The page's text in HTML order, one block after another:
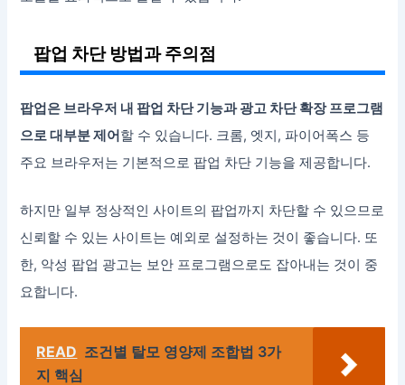
팝업 차단 방법과 주의점
팝업은 브라우저 내 팝업 차단 기능과 광고 차단 확장 프로그램
으로 대부분 제어할 수 있습니다. 크롬, 엣지, 파이어폭스 등
주요 브라우저는 기본적으로 팝업 차단 기능을 제공합니다.
하지만 일부 정상적인 사이트의 팝업까지 차단할 수 있으므로
신뢰할 수 있는 사이트는 예외로 설정하는 것이 좋습니다. 또
한, 악성 팝업 광고는 보안 프로그램으로도 잡아내는 것이 중
요합니다.
READ 조건별 탈모 영양제 조합법 3가
지 핵심